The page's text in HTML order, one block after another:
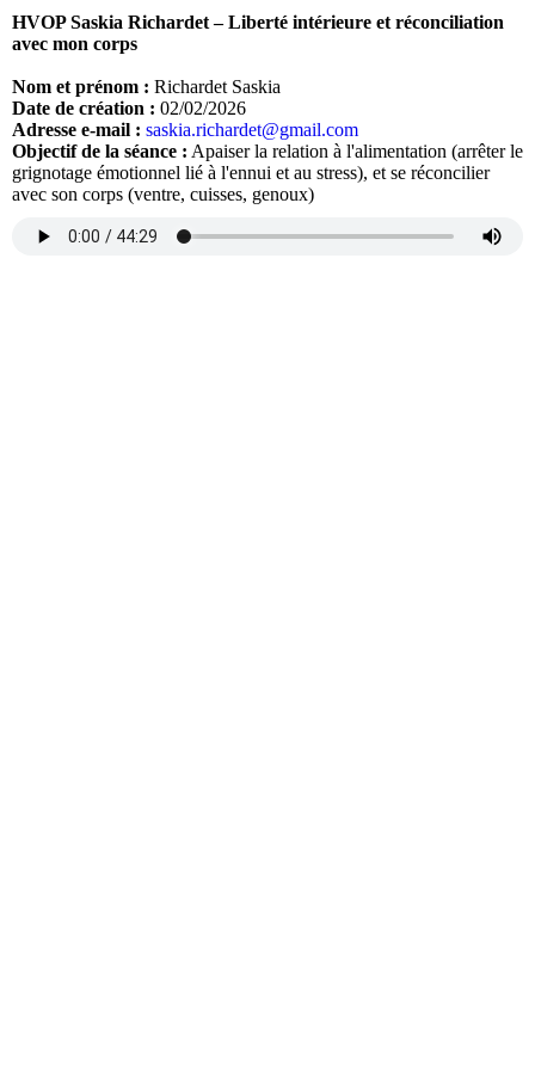
HVOP Saskia Richardet – Liberté intérieure et réconciliation
avec mon corps
Nom et prénom : Richardet Saskia
Date de création : 02/02/2026
Adresse e-mail : saskia.richardet@gmail.com
Objectif de la séance : Apaiser la relation à l'alimentation (arrêter le
grignotage émotionnel lié à l'ennui et au stress), et se réconcilier
avec son corps (ventre, cuisses, genoux)